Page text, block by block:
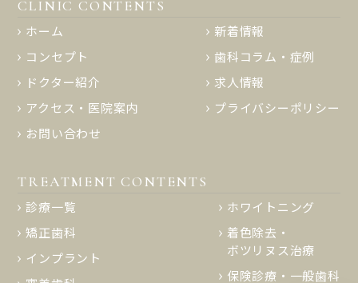
CLINIC CONTENTS
ホーム
コンセプト
ドクター紹介
アクセス・医院案内
お問い合わせ
新着情報
歯科コラム・症例
求人情報
プライバシーポリシー
TREATMENT CONTENTS
診療一覧
矯正歯科
インプラント
ホワイトニング
着色除去・
ボツリヌス治療
保険診療・一般歯科